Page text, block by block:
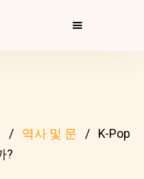
역사 및 문
K-Pop
?